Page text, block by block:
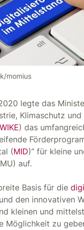
momius
legte das
Klimaschutz und
) das
(MID)“ für kleine
auf.
Basis für die
und den innovativen
kleinen und
Möglichkeit zu